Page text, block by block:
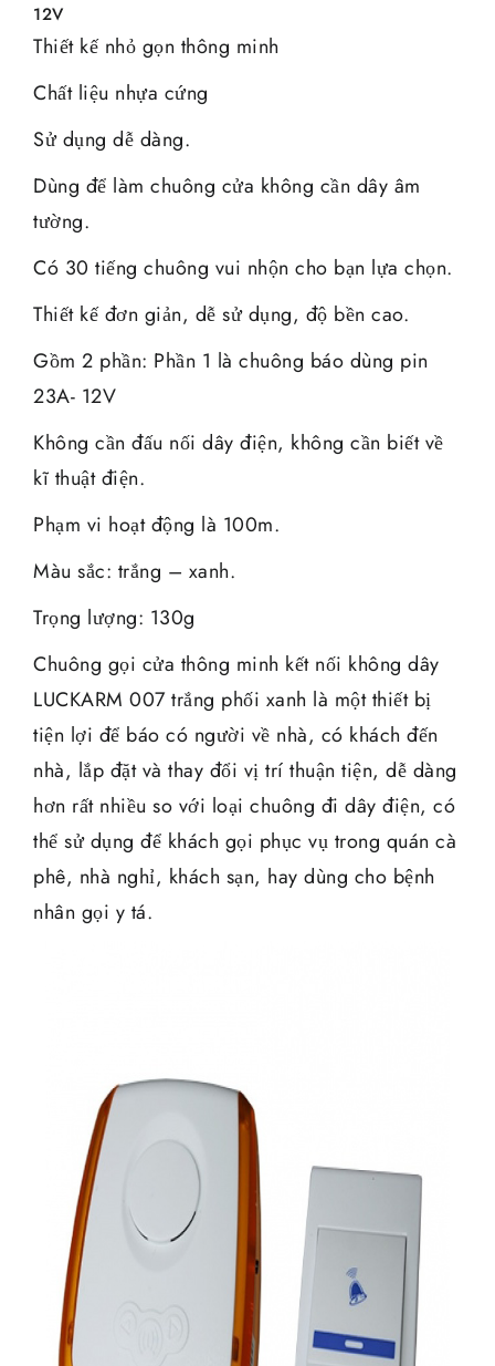
12V
Thiết kế nhỏ gọn thông minh
Chất liệu nhựa cứng
Sử dụng dễ dàng.
Dùng để làm chuông cửa không cần dây âm
tường.
Có 30 tiếng chuông vui nhộn cho bạn lựa chọn.
Thiết kế đơn giản, dễ sử dụng, độ bền cao.
Gồm 2 phần: Phần 1 là chuông báo dùng pin
23A- 12V
Không cần đấu nối dây điện, không cần biết về
kĩ thuật điện.
Phạm vi hoạt động là 100m.
Màu sắc: trắng – xanh.
Trọng lượng: 130g
Chuông gọi cửa thông minh kết nối không dây
LUCKARM 007 trắng phối xanh là một thiết bị
tiện lợi để báo có người về nhà, có khách đến
nhà, lắp đặt và thay đổi vị trí thuận tiện, dễ dàng
hơn rất nhiều so với loại chuông đi dây điện, có
thể sử dụng để khách gọi phục vụ trong quán cà
phê, nhà nghỉ, khách sạn, hay dùng cho bệnh
nhân gọi y tá.